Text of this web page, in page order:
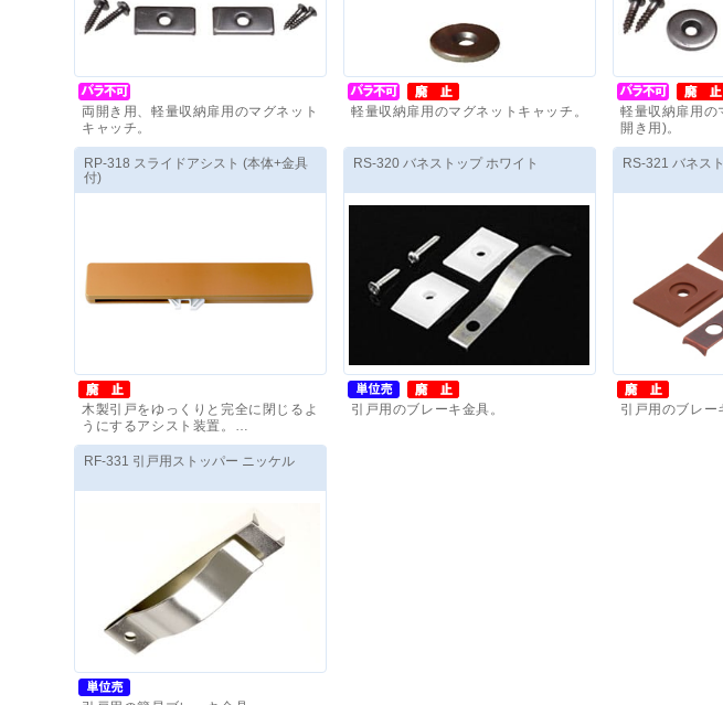
両開き用、軽量収納扉用のマグネット
キャッチ。
価格(税抜)：500円～
軽量収納扉用のマグネットキャッチ。
価格(税抜)：170 円～
軽量収納扉用の
開き用)。
価格(税抜)：
RP-318 スライドアシスト (本体+金具
付)
木製引戸をゆっくりと完全に閉じるよ
うにするアシスト装置。…
価格(税抜)：11,000 円～
RS-320 バネストップ ホワイト
引戸用のブレーキ金具。
RS-321 バネス
引戸用のブレー
RF-331 引戸用ストッパー ニッケル